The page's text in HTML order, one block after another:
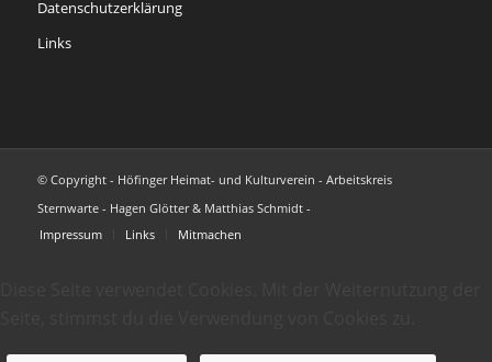
Datenschutzerklärung
Links
© Copyright - Höfinger Heimat- und Kulturverein - Arbeitskreis
Sternwarte - Hagen Glötter & Matthias Schmidt -
Impressum
Links Mitmachen